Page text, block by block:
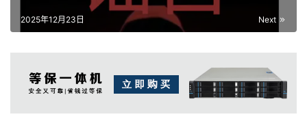
Next
2025年12月23日